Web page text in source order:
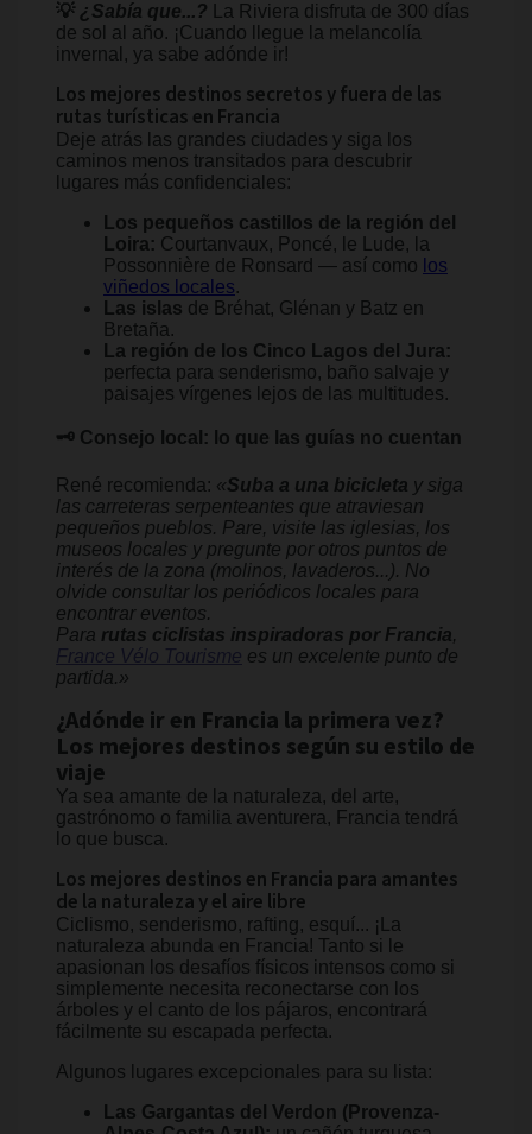
💡 ¿Sabía que...? La Riviera disfruta de 300 días
de sol al año. ¡Cuando llegue la melancolía
invernal, ya sabe adónde ir!
Los mejores destinos secretos y fuera de las
rutas turísticas en Francia
Deje atrás las grandes ciudades y siga los
caminos menos transitados para descubrir
lugares más confidenciales:
Los pequeños castillos de la región del
Loira: Courtanvaux, Poncé, le Lude, la
Possonnière de Ronsard — así como los
viñedos locales.
Las islas de Bréhat, Glénan y Batz en
Bretaña.
La región de los Cinco Lagos del Jura:
perfecta para senderismo, baño salvaje y
paisajes vírgenes lejos de las multitudes.
🗝️ Consejo local: lo que las guías no cuentan
René recomienda: «Suba a una bicicleta y siga
las carreteras serpenteantes que atraviesan
pequeños pueblos. Pare, visite las iglesias, los
museos locales y pregunte por otros puntos de
interés de la zona (molinos, lavaderos...). No
olvide consultar los periódicos locales para
encontrar eventos.
Para rutas ciclistas inspiradoras por Francia,
France Vélo Tourisme es un excelente punto de
partida.»
¿Adónde ir en Francia la primera vez?
Los mejores destinos según su estilo de
viaje
Ya sea amante de la naturaleza, del arte,
gastrónomo o familia aventurera, Francia tendrá
lo que busca.
Los mejores destinos en Francia para amantes
de la naturaleza y el aire libre
Ciclismo, senderismo, rafting, esquí... ¡La
naturaleza abunda en Francia! Tanto si le
apasionan los desafíos físicos intensos como si
simplemente necesita reconectarse con los
árboles y el canto de los pájaros, encontrará
fácilmente su escapada perfecta.
Algunos lugares excepcionales para su lista:
Las Gargantas del Verdon (Provenza-